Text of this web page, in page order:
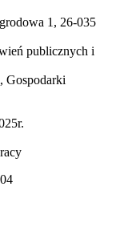
1, 26-035
publicznych i
Gospodarki